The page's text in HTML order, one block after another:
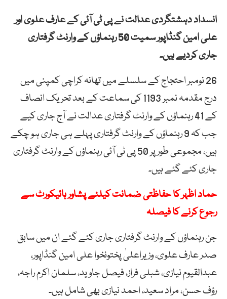
انسداد دہشتگردی عدالت نے پی ٹی آئی کے عارف علوی اور
علی امین گنڈاپور سمیت 50 رہنماؤں کے وارنٹ گرفتاری
جاری کردیے ہیں۔
26 نومبر احتجاج کے سلسلے میں تھانہ کراچی کمپنی میں
درج مقدمہ نمبر 1193 کی سماعت کے بعد تحریک انصاف
کے 41 رہنماؤں کے وارنٹ گرفتاری عدالت نے آج جاری کیے
جب کہ 9 رہنماؤں کے وارنٹ گرفتاری پہلے ہی جاری ہو چکے
ہیں، مجموعی طور پر 50 پی ٹی آئی رہنماؤں کے وارنٹ گرفتاری
جاری کئے گئے ہیں۔
حماد اظہر کا حفاظتی ضمانت کیلئے پشاور ہائیکورٹ سے
رجوع کرنے کا فیصلہ
جن رہنماؤں کے وارنٹ گرفتاری جاری کئے گئے ان میں سابق
صدر عارف علوی، وزیراعلیٰ پختونخوا علی امین گنڈاپور،
عبدالقیوم نیازی، شبلی فراز، فیصل جاوید، سلمان اکرم راجہ،
رؤف حسن، مراد سعید، احمد نیازی بھی شامل ہیں۔